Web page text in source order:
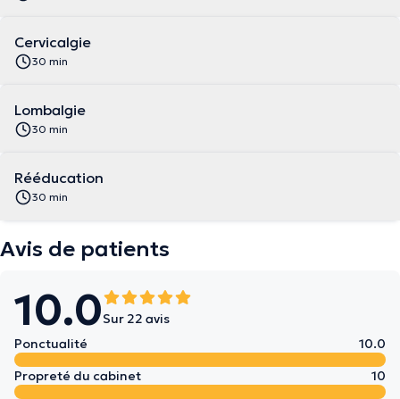
Cervicalgie
30 min
Lombalgie
30 min
Rééducation
30 min
Avis de patients
10.0Sur 22 avis
Ponctualité
10.0
Propreté du cabinet
10